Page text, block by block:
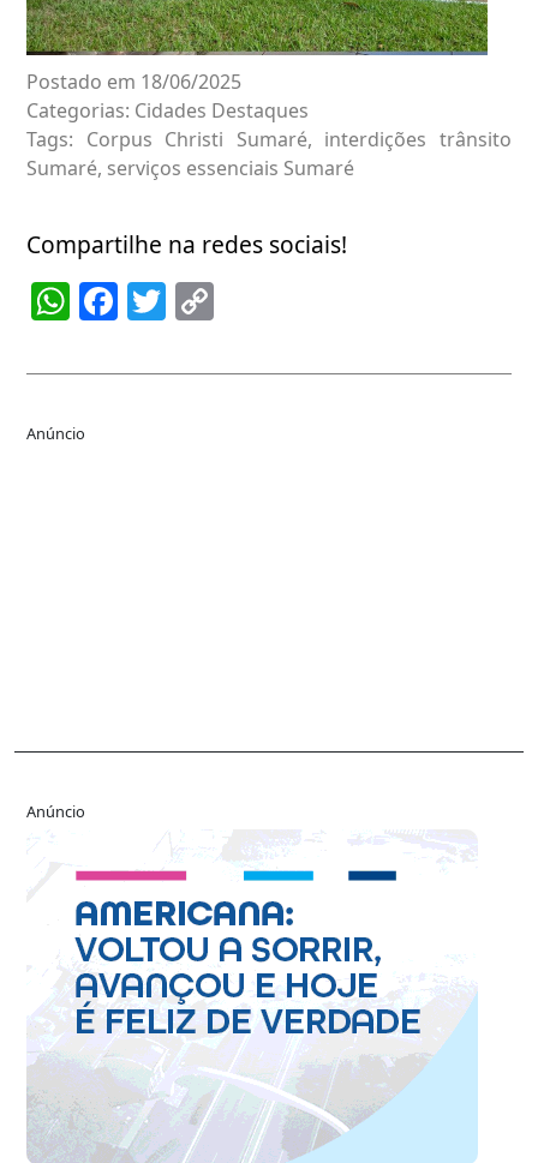
Postado em 18/06/2025
Categorias: Cidades Destaques
Tags: Corpus Christi Sumaré, interdições trânsito
Sumaré, serviços essenciais Sumaré
Compartilhe na redes sociais!
WhatsApp
Facebook
Twitter
Anúncio
Anúncio